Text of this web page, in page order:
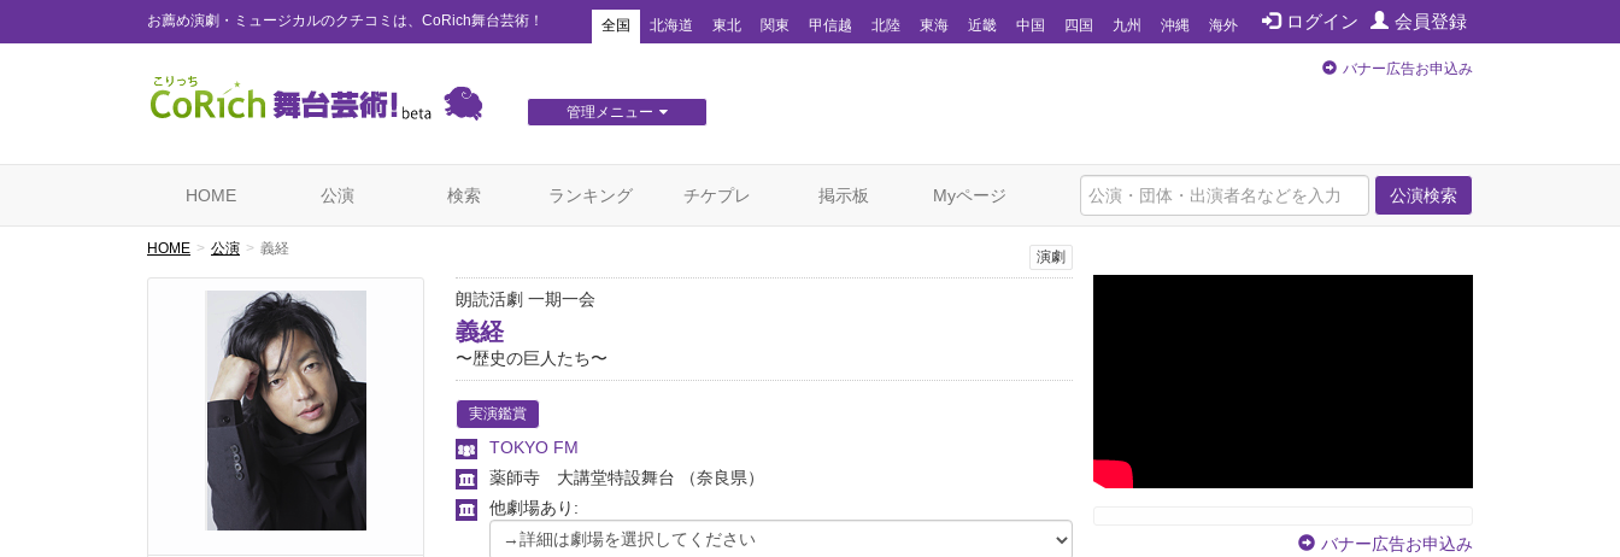
お薦め演劇・ミュージカルのクチコミは、CoRich舞台芸術！ ログイン 会員登録
全国 北海道 東北 関東 甲信越 北陸 東海 近畿 中国 四国 九州 沖縄 海外
管理メニュー
バナー広告お申込み
公演検索
HOME 公演 検索 ランキング チケプレ 掲示板 Myページ
HOME 公演 義経 演劇
朗読活劇 一期一会
義経
〜歴史の巨人たち〜
実演鑑賞
TOKYO FM
薬師寺 大講堂特設舞台
（奈良県）
他劇場あり:
バナー広告お申込み